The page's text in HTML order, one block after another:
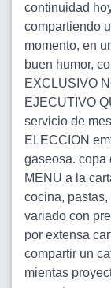
continuidad
compartiendo
momento, en
buen humor,
EXCLUSIVO
EJECUTIVO
servicio de
ELECCION
gaseosa. copa
MENU a la
cocina,
variado con
por extensa
compartir un
mientas